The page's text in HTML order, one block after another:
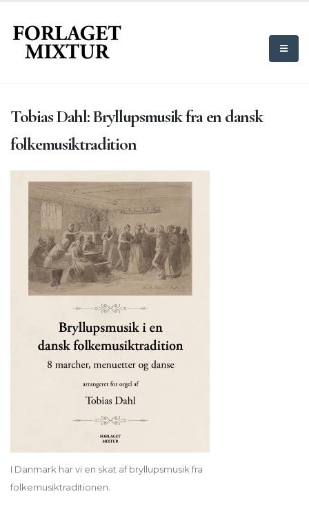
Tobias Dahl: Bryllupsmusik fra en dansk
folkemusiktradition
I Danmark har vi en skat af bryllupsmusik fra
folkemusiktraditionen.